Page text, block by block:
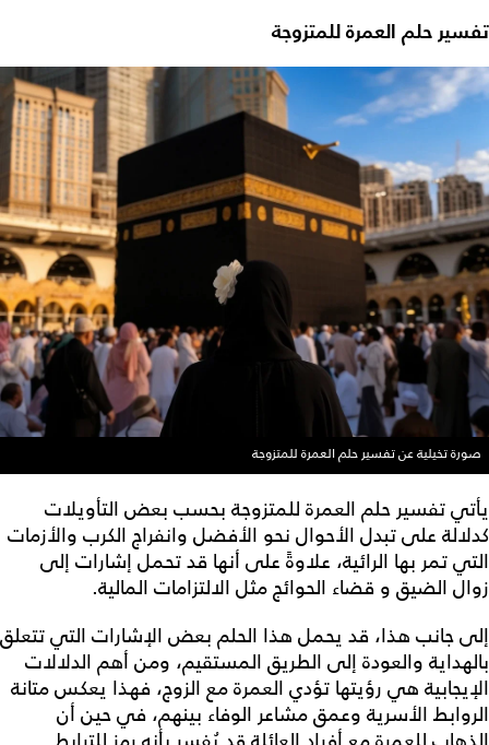
تفسير حلم العمرة للمتزوجة
صورة تخيلية عن تفسير حلم العمرة للمتزوجة
يأتي تفسير حلم العمرة للمتزوجة بحسب بعض التأويلات
كدلالة على تبدل الأحوال نحو الأفضل وانفراج الكرب والأزمات
التي تمر بها الرائية، علاوةً على أنها قد تحمل إشارات إلى
زوال الضيق و قضاء الحوائج مثل الالتزامات المالية.
إلى جانب هذا، قد يحمل هذا الحلم بعض الإشارات التي تتعلق
بالهداية والعودة إلى الطريق المستقيم، ومن أهم الدلالات
الإيجابية هي رؤيتها تؤدي العمرة مع الزوج، فهذا يعكس متانة
الروابط الأسرية وعمق مشاعر الوفاء بينهم، في حين أن